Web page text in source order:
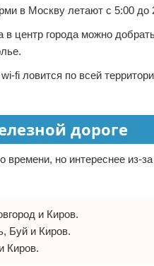
в Москву летают с 5:00 до
в центр города можно
fi ловится по всей
дороге
времени, но интереснее
и Киров.
Буй и Киров.
Киров.